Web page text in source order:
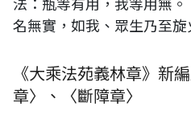
名無實，如我、眾生乃至旋
《大乘法苑義林章》新
章〉、〈斷障章〉